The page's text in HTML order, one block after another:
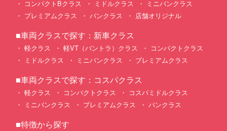
コンパクトBクラス
ミドルクラス
ミニバンクラス
プレミアムクラス
バンクラス 店舗オリジナル
■車両クラスで探す：新車クラス
軽クラス 軽VT（バントラ）クラス
コンパクトクラス
ミドルクラス
ミニバンクラス プレミアムクラス
■車両クラスで探す：コスパクラス
軽クラス コンパクトクラス
コスパミドルクラス
ミニバンクラス
プレミアムクラス バンクラス
■特徴から探す